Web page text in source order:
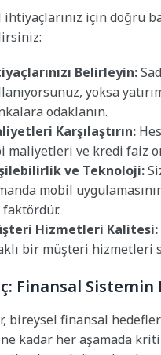
ihtiyaçlarınız için doğru
Belirleyin:
yoksa
odaklanın.
Karşılaştırın:
maliyetleri ve kredi faiz
ve Teknoloji:
mobil
Hizmetleri Kalitesi:
bir müşteri hizmetleri
Finansal Sistemin
bireysel finansal
kadar her aşamada